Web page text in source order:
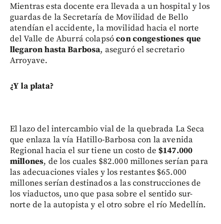
Mientras esta docente era llevada a un hospital y los
guardas de la Secretaría de Movilidad de Bello
atendían el accidente, la movilidad hacia el norte
del Valle de Aburrá colapsócon congestiones que
llegaron hasta Barbosa, aseguró el secretario
Arroyave.
¿Y la plata?
El lazo del intercambio vial de la quebrada La Seca
que enlaza la vía Hatillo-Barbosa con la avenida
Regional hacia el sur tiene un costo de $147.000
millones, de los cuales $82.000 millones serían para
las adecuaciones viales y los restantes $65.000
millones serían destinados a las construcciones de
los viaductos, uno que pasa sobre el sentido sur-
norte de la autopista y el otro sobre el río Medellín.